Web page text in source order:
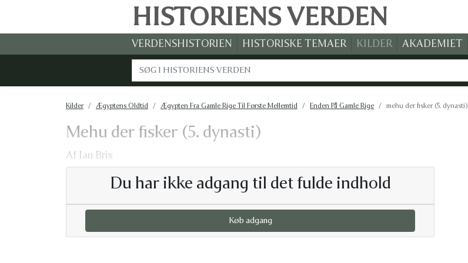
HISTORIENS VERDEN
VERDENSHISTORIEN HISTORISKE TEMAER KILDER AKADEMIET
Kilder Ægyptens Oldtid Ægypten Fra Gamle Rige Til Første Mellemtid Enden På Gamle Rige mehu der fisker (5. dynasti)
Mehu der fisker (5. dynasti)
Af Jan Brix
Du har ikke adgang til det fulde indhold
Køb adgang